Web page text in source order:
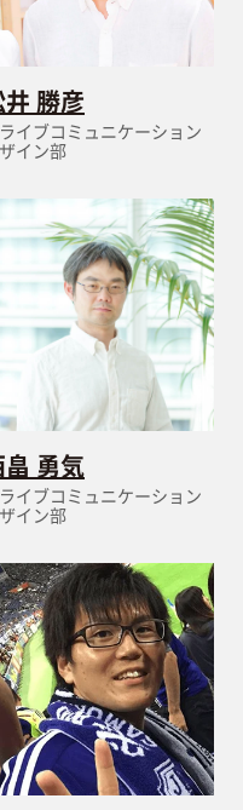
勝彦
イブコミュニケーション
イン部
畠 勇気
イブコミュニケーション
イン部